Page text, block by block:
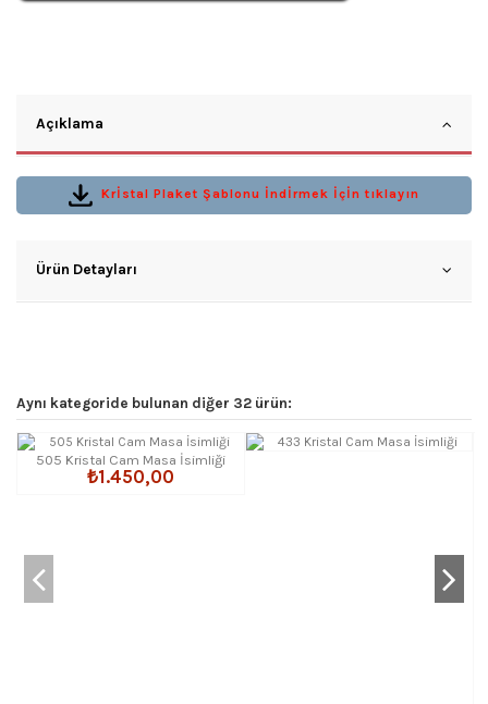
Açıklama
Krİstal Plaket Şablonu İndİrmek İçİn tıklayın
Ürün Detayları
Aynı kategoride bulunan diğer 32 ürün:
505 Kristal Cam Masa İsimliği
₺1.450,00